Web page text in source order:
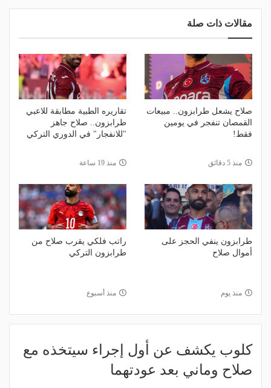
مقالات ذات صلة
صلاح يشعل طرابزون.. مبيعات
القمصان تنفجر في يومين
فقط!
منذ 5 دقائق
تقاريره الطبية مطابقة للاعبي
طرابزون.. صلاح جاهز
"للانفجار" في الدوري التركي
منذ 19 ساعة
طرابزون ينفي الحجز على
أموال صلاح
منذ يوم
راتب فلكي يقرب صلاح من
طرابزون التركي
منذ أسبوع
كلوب يكشف عن أول إجراء سيتخذه مع
صلاح وماني بعد عودتهما